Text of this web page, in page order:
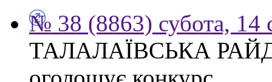
№ 38 (8863) субота, 14
ТАЛАЛАЇВСЬКА